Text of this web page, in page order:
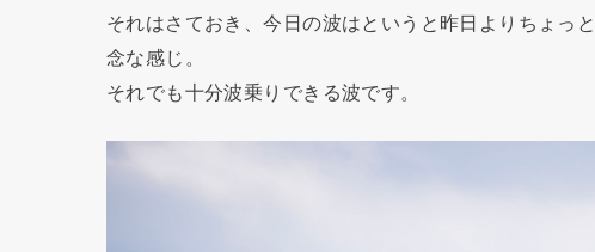
それはさておき、今日の波はというと昨日よりちょっ
念な感じ。
それでも十分波乗りできる波です。